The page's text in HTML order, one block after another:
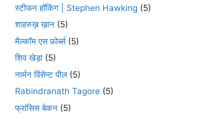
स्टीफन हॉकिंग | Stephen Hawking (5)
शाहरुख़ ख़ान (5)
मैल्कॉम एस फ़ोर्ब्स(5)
शिव खेड़ा (5)
नार्मन विंसेन्ट पील(5)
Rabindranath Tagore (5)
फ्रांसिस बेकन (5)